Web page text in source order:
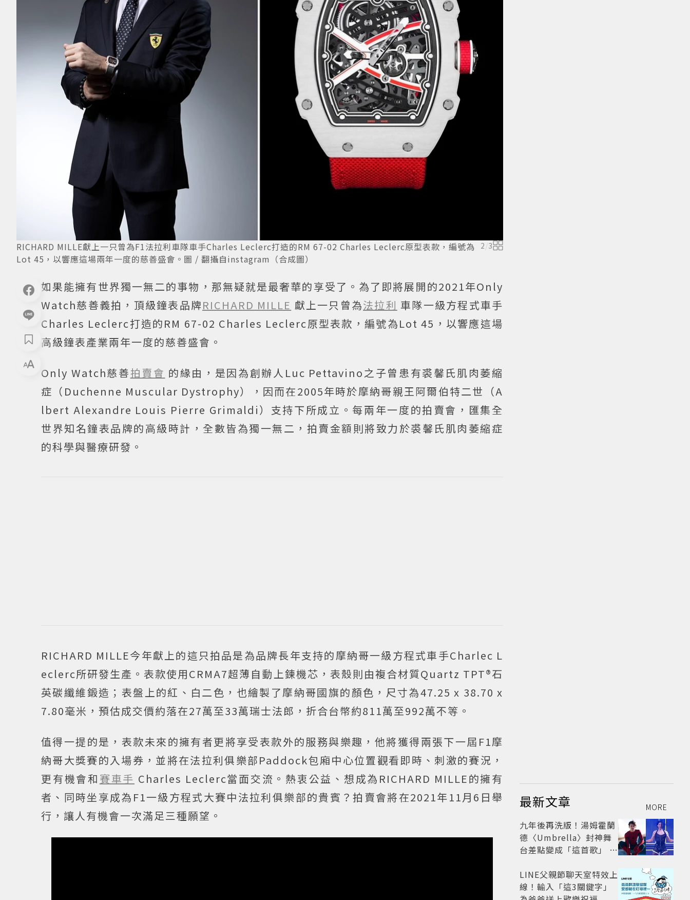
RICHARD MILLE獻上一只曾為F1法拉利車隊車手Charles Leclerc打造的RM 67-02 Charles Leclerc原型表款，編號為
Lot 45，以響應這場兩年一度的慈善盛會。圖 / 翻攝自instagram（合成圖）
2/3
如果能擁有世界獨一無二的事物，那無疑就是最奢華的享受了。為了即將展開的2021年Only
Watch慈善義拍，頂級鐘表品牌RICHARD MILLE 獻上一只曾為法拉利 車隊一級方程式車手
Charles Leclerc打造的RM 67-02 Charles Leclerc原型表款，編號為Lot 45，以響應這場
高級鐘表產業兩年一度的慈善盛會。
Only Watch慈善拍賣會 的緣由，是因為創辦人Luc Pettavino之子曾患有裘馨氏肌肉萎縮
症（Duchenne Muscular Dystrophy），因而在2005年時於摩納哥親王阿爾伯特二世（A
lbert Alexandre Louis Pierre Grimaldi）支持下所成立。每兩年一度的拍賣會，匯集全
世界知名鐘表品牌的高級時計，全數皆為獨一無二，拍賣金額則將致力於裘馨氏肌肉萎縮症
的科學與醫療研發。
RICHARD MILLE今年獻上的這只拍品是為品牌長年支持的摩納哥一級方程式車手Charlec L
eclerc所研發生產。表款使用CRMA7超薄自動上鍊機芯，表殼則由複合材質Quartz TPT®石
英碳纖維鍛造；表盤上的紅、白二色，也繪製了摩納哥國旗的顏色，尺寸為47.25 x 38.70 x
7.80毫米，預估成交價約落在27萬至33萬瑞士法郎，折合台幣約811萬至992萬不等。
值得一提的是，表款未來的擁有者更將享受表款外的服務與樂趣，他將獲得兩張下一屆F1摩
納哥大獎賽的入場券，並將在法拉利俱樂部Paddock包廂中心位置觀看即時、刺激的賽況，
更有機會和 賽車手 Charles Leclerc當面交流。熱衷公益、想成為RICHARD MILLE的擁有
者、同時坐享成為F1一級方程式大賽中法拉利俱樂部的貴賓？拍賣會將在2021年11月6日舉
行，讓人有機會一次滿足三種願望。
最新文章 MORE
九年後再洗版！湯姆霍蘭
德〈Umbrella〉封神舞
台差點變成「這首歌」 造
開
LINE父親節聊天室特效上
線！輸入「這3關鍵字」